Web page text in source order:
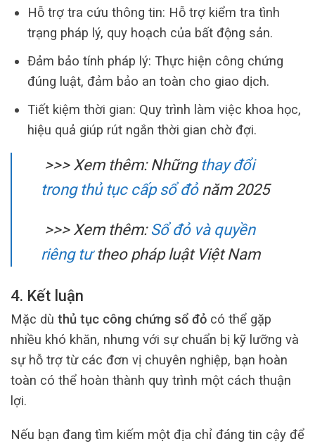
Hỗ trợ tra cứu thông tin: Hỗ trợ kiểm tra tình
trạng pháp lý, quy hoạch của bất động sản.
Đảm bảo tính pháp lý: Thực hiện công chứng
đúng luật, đảm bảo an toàn cho giao dịch.
Tiết kiệm thời gian: Quy trình làm việc khoa học,
hiệu quả giúp rút ngắn thời gian chờ đợi.
>>> Xem thêm: Những thay đổi
trong thủ tục cấp sổ đỏnăm 2025
>>> Xem thêm: Sổ đỏ và quyền
riêng tưtheo pháp luật Việt Nam
4. Kết luận
Mặc dù thủ tục công chứng sổ đỏ có thể gặp
nhiều khó khăn, nhưng với sự chuẩn bị kỹ lưỡng và
sự hỗ trợ từ các đơn vị chuyên nghiệp, bạn hoàn
toàn có thể hoàn thành quy trình một cách thuận
lợi.
Nếu bạn đang tìm kiếm một địa chỉ đáng tin cậy để